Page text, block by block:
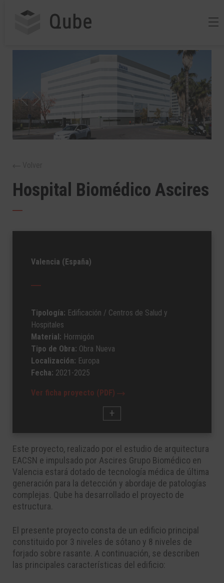
Hospital Biomédico Ascires
Valencia (España)
Tipología: Edificación / Centros de Salud y
Hospitales
Material: Hormigón
Tipo de Obra: Obra Nueva
Localización: Europa
Fecha: 2021-2025
Ver ficha proyecto (PDF)
Este proyecto, realizado por el estudio de arquitectura
EACSN e impulsado por Ascires Grupo Biomédico en
Valencia estará dotado de tecnología médica de última
generación para la detección y abordaje de patologías
complejas. Qube ha desarrollado el proyecto de
estructura.
El presente proyecto consta de un edificio principal
constituido por 3 niveles de sótano y 8 niveles de
forjado sobre rasante. A continuación, se describen
las principales características del edificio: